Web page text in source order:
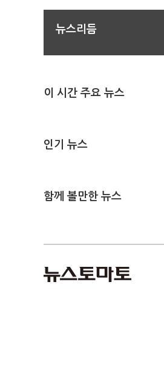
뉴스리듬
이 시간 주요 뉴스
인기 뉴스
함께 볼만한 뉴스